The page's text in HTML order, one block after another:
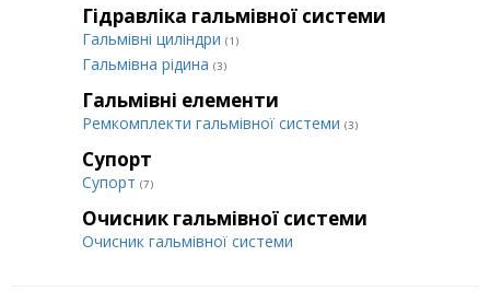
Гідравліка гальмівної системи
Гальмівні циліндри (1)
Гальмівна рідина (3)
Гальмівні елементи
Ремкомплекти гальмівної системи (3)
Супорт
Супорт (7)
Очисник гальмівної системи
Очисник гальмівної системи